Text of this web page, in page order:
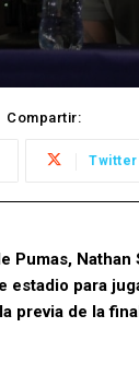
Compartir:
Twitter
Pumas, Nathan
estadio para
previa de la